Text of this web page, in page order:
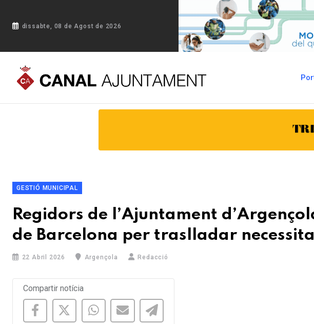
dissabte, 08 de Agost de 2026
Portada Blog Regidors de l’Ajuntament d’Argençola visiten la Diputació de
GESTIÓ MUNICIPAL
Regidors de l’Ajuntament
de Barcelona per traslladar
22 Abril 2026 Argençola Redacció
Compartir notícia